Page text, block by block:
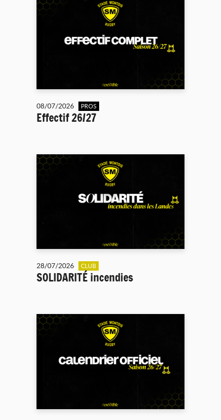
08/07/2026 PROS
Effectif 26/27
28/07/2026 CLUB
SOLIDARITÉ incendies